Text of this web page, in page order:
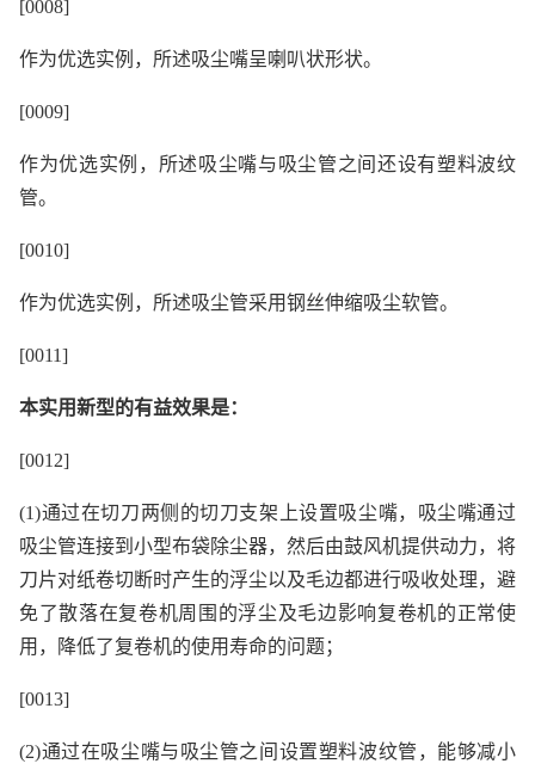
[0008]
作为优选实例，所述吸尘嘴呈喇叭状形状。
[0009]
作为优选实例，所述吸尘嘴与吸尘管之间还设有塑料波纹
管。
[0010]
作为优选实例，所述吸尘管采用钢丝伸缩吸尘软管。
[0011]
本实用新型的有益效果是：
[0012]
(1)通过在切刀两侧的切刀支架上设置吸尘嘴，吸尘嘴通过
吸尘管连接到小型布袋除尘器，然后由鼓风机提供动力，将
刀片对纸卷切断时产生的浮尘以及毛边都进行吸收处理，避
免了散落在复卷机周围的浮尘及毛边影响复卷机的正常使
用，降低了复卷机的使用寿命的问题；
[0013]
(2)通过在吸尘嘴与吸尘管之间设置塑料波纹管，能够减小